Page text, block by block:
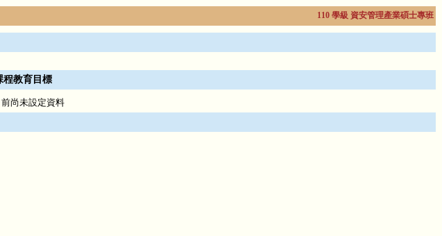
110 學級 資安管理產業碩士專班
程教育目標
前尚未設定資料